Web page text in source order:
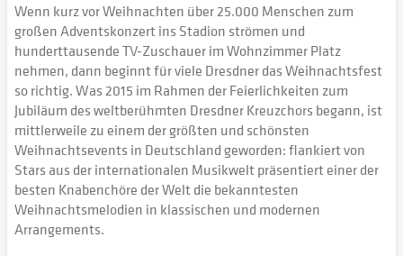
Wenn kurz vor Weihnachten über 25.000 Menschen zum
großen Adventskonzert ins Stadion strömen und
hunderttausende TV-Zuschauer im Wohnzimmer Platz
nehmen, dann beginnt für viele Dresdner das Weihnachtsfest
so richtig. Was 2015 im Rahmen der Feierlichkeiten zum
Jubiläum des weltberühmten Dresdner Kreuzchors begann, ist
mittlerweile zu einem der größten und schönsten
Weihnachtsevents in Deutschland geworden: flankiert von
Stars aus der internationalen Musikwelt präsentiert einer der
besten Knabenchöre der Welt die bekanntesten
Weihnachtsmelodien in klassischen und modernen
Arrangements.